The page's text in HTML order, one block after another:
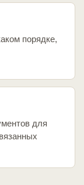
порядке,
для